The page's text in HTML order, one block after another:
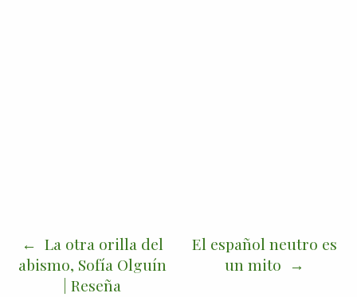
La otra orilla del
abismo, Sofía Olguín
| Reseña
El español neutro es
un mito